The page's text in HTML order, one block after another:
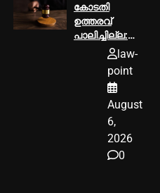
കോടതി
ഉത്തരവ്‌
പാലിച്ചില്ല:
മൂവാറ്റുപുഴ
ആര്‍.ഡി.ഒക്ക്‌
രൂപയുടെ പിഴ
law-
point
August
6,
2026
0